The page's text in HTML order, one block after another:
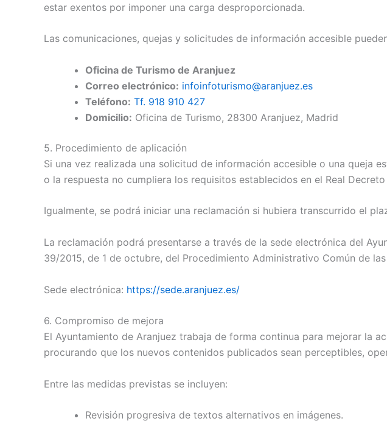
estar exentos por imponer una carga desproporcionada.
Las comunicaciones, quejas y solicitudes de información accesible
Oficina de Turismo de Aranjuez
Correo electrónico: infoinfoturismo@aranjuez.es
Teléfono: Tf. 918 910 427
Domicilio: Oficina de Turismo, 28300 Aranjuez, Madrid
5. Procedimiento de aplicación
Si una vez realizada una solicitud de información accesible o una queja
o la respuesta no cumpliera los requisitos establecidos en el Real
Igualmente, se podrá iniciar una reclamación si hubiera transcurrido el
La reclamación podrá presentarse a través de la sede electrónica del
39/2015, de 1 de octubre, del Procedimiento Administrativo Común de
Sede electrónica: https://sede.aranjuez.es/
6. Compromiso de mejora
El Ayuntamiento de Aranjuez trabaja de forma continua para mejorar la
procurando que los nuevos contenidos publicados sean perceptibles,
Entre las medidas previstas se incluyen:
Revisión progresiva de textos alternativos en imágenes.